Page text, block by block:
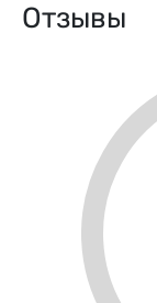
Отзывы